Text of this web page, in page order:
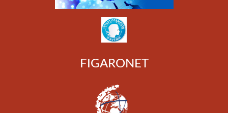
FIGARONET